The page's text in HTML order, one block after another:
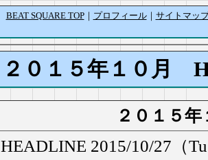
BEAT SQUARE TOP｜ プロフィール｜ サイトマッ
２０１５年１０月
２０１５
HEADLINE 2015/10/27（